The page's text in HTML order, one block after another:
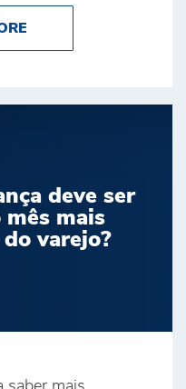
ABOUT BRINK’S É
deve ser
mais
varejo?